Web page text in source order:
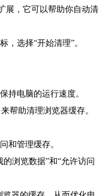
展，它可以帮助你自动清
，选择“开始清理”。
持电脑的运行速度。
帮助清理浏览器缓存。
和管理缓存。
浏览数据”和“允许访问